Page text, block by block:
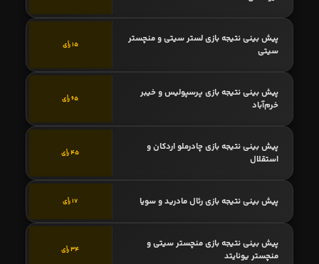
پیش بینی نتیجه بازی لستر سیتی و منچستر
سیتی
15 رأی
پیش بینی نتیجه بازی پرسپولیس و خیبر
خرم‌آباد
65 رأی
پیش بینی نتیجه بازی چادرملو اردکان و
استقلال
45 رأی
پیش بینی نتیجه بازی رئال مادرید و سویا 17 رأی
پیش بینی نتیجه بازی منچستر سیتی و
منچستر یونایتد
34 رأی